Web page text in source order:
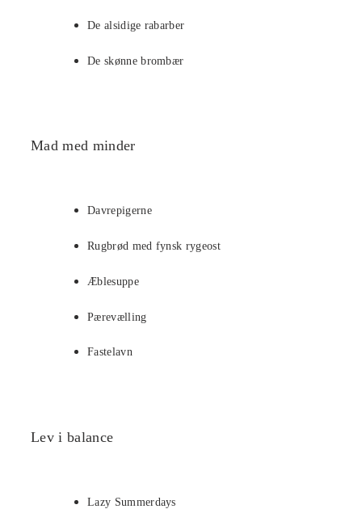
De alsidige rabarber
De skønne brombær
Mad med minder
Davrepigerne
Rugbrød med fynsk rygeost
Æblesuppe
Pærevælling
Fastelavn
Lev i balance
Lazy Summerdays